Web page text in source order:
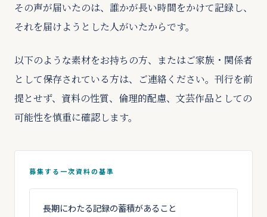
その声が届いたのは、誰かが長い時間をかけて記録し、
それを届けようとした人がいたからです。
以下のような素材をお持ちの方、またはご家族・関係者
として保存されている方は、ご連絡ください。刊行を前
提とせず、資料の性質、倫理的配慮、文芸作品としての
可能性を慎重に確認します。
募集する一次資料の基準
長期にわたる記録の蓄積があること